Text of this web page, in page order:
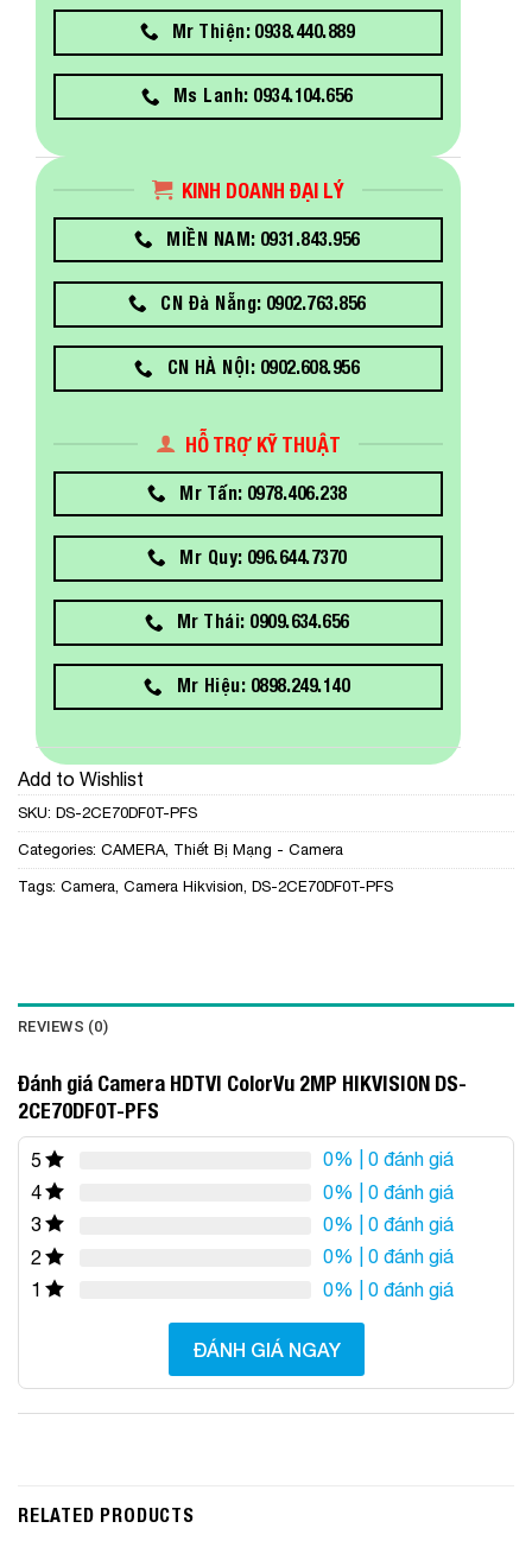
Mr Thiện: 0938.440.889
Ms Lanh: 0934.104.656
KINH DOANH ĐẠI LÝ
MIỀN NAM: 0931.843.956
CN Đà Nẵng: 0902.763.856
CN HÀ NỘI: 0902.608.956
HỖ TRỢ KỸ THUẬT
Mr Tấn: 0978.406.238
Mr Quy: 096.644.7370
Mr Thái: 0909.634.656
Mr Hiệu: 0898.249.140
Add to Wishlist
SKU: DS-2CE70DF0T-PFS
Categories: CAMERA Thiết Bị Mạng - Camera
Tags: Camera Camera Hikvision DS-2CE70DF0T-PFS
REVIEWS (0)
Đánh giá Camera HDTVI ColorVu 2MP HIKVISION DS-
2CE70DF0T-PFS
5 0% | 0 đánh giá
4
0% | 0 đánh giá
3
0% | 0 đánh giá
2
0% | 0 đánh giá
1
0% | 0 đánh giá
ĐÁNH GIÁ NGAY
RELATED PRODUCTS